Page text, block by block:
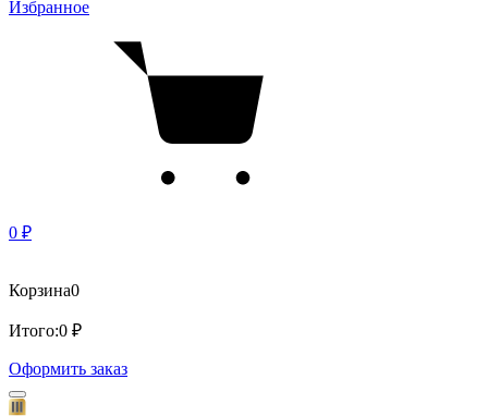
Избранное
0 ₽
Корзина0
Итого:0 ₽
Оформить заказ